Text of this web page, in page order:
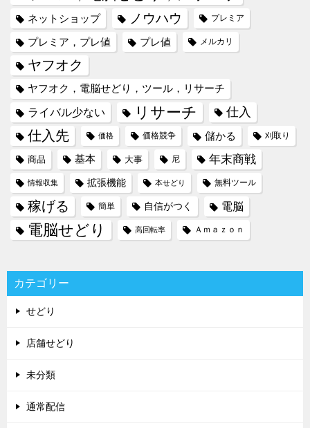
ネットショップ ノウハウ プレミア
プレミア，プレ値 プレ値 メルカリ
ヤフオク
ヤフオク，電脳せどり，ツール，リサーチ
ライバル少ない リサーチ 仕入
仕入先 価格 価格競争 儲かる 刈取り
商品 基本 大事 尼 年末商戦
情報収集 拡張機能 本せどり 無料ツール
稼げる 簡単 自信がつく 電脳
電脳せどり 高回転率 Ａｍａｚｏｎ
カテゴリー
せどり
店舗せどり
未分類
通常配信